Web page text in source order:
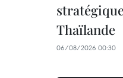
Thaïlande
06/08/2026 00:30